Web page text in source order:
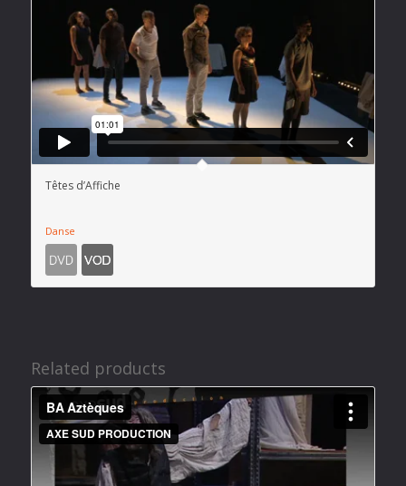
Têtes d’Affiche
Danse
Related products